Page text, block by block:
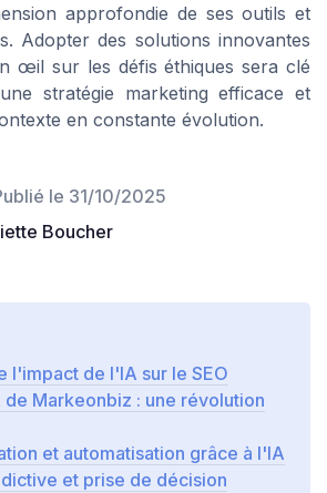
approfondie de ses outils et
Adopter des solutions innovantes
œil sur les défis éthiques sera clé
stratégie marketing efficace et
en constante évolution.
le 31/10/2025
Boucher
l'impact de l'IA sur le SEO
de Markeonbiz : une révolution
et automatisation grâce à l'IA
et prise de décision